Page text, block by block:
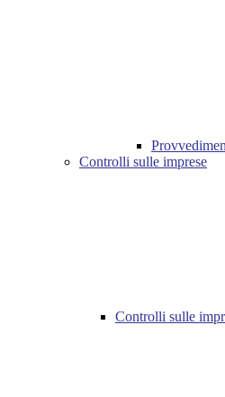
Controlli sulle imprese
Controlli sulle